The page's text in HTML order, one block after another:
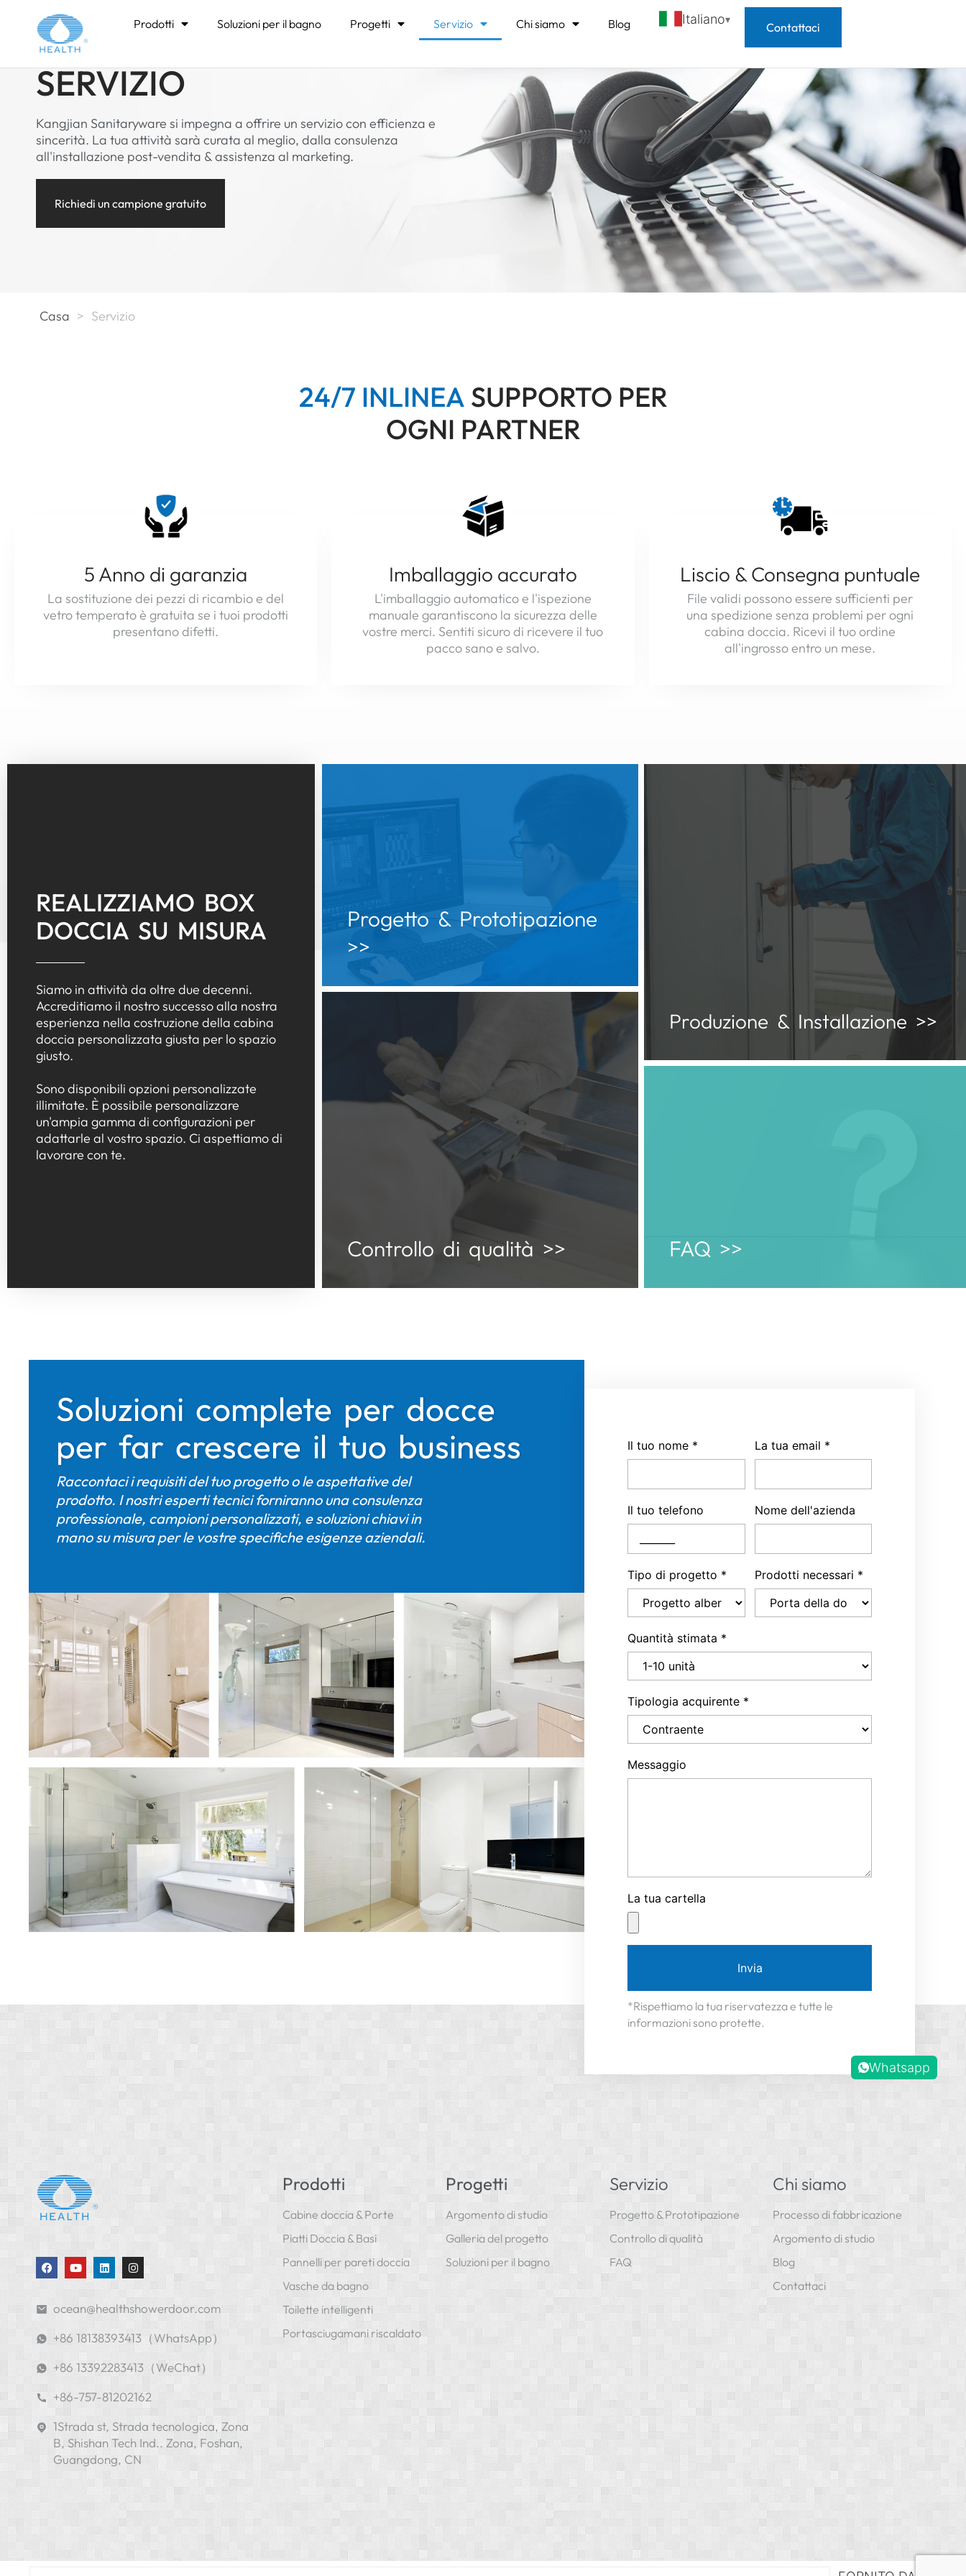
Prodotti Soluzioni per il bagno Progetti Servizio Chi siamo Blog Italiano
Contattaci
SERVIZIO
Kangjian Sanitaryware si impegna a offrire un servizio con efficienza e
sincerità. La tua attività sarà curata al meglio, dalla consulenza
all'installazione post-vendita & assistenza al marketing.
Richiedi un campione gratuito
Casa > Servizio
24/7 INLINEA SUPPORTO PER
OGNI PARTNER
5 Anno di garanzia
La sostituzione dei pezzi di ricambio e del
vetro temperato è gratuita se i tuoi prodotti
presentano difetti.
Imballaggio accurato
L'imballaggio automatico e l'ispezione
manuale garantiscono la sicurezza delle
vostre merci. Sentiti sicuro di ricevere il tuo
pacco sano e salvo.
Liscio & Consegna puntuale
File validi possono essere sufficienti per
una spedizione senza problemi per ogni
cabina doccia. Ricevi il tuo ordine
all'ingrosso entro un mese.
REALIZZIAMO BOX
DOCCIA SU MISURA
Siamo in attività da oltre due decenni.
Accreditiamo il nostro successo alla nostra
esperienza nella costruzione della cabina
doccia personalizzata giusta per lo spazio
giusto.
Sono disponibili opzioni personalizzate
illimitate. È possibile personalizzare
un'ampia gamma di configurazioni per
adattarle al vostro spazio. Ci aspettiamo di
lavorare con te.
Progetto & Prototipazione
>>
Controllo di qualità >>
Produzione & Installazione >>
FAQ >>
Soluzioni complete per docce
per far crescere il tuo business
Raccontaci i requisiti del tuo progetto o le aspettative del
prodotto. I nostri esperti tecnici forniranno una consulenza
professionale, campioni personalizzati, e soluzioni chiavi in ​​
mano su misura per le vostre specifiche esigenze aziendali.
Il tuo nome * La tua email *
Il tuo telefono Nome dell'azienda
Tipo di progetto * Prodotti necessari *
Quantità stimata *
Tipologia acquirente *
Messaggio
La tua cartella
Invia
*Rispettiamo la tua riservatezza e tutte le
informazioni sono protette.
ocean@healthshowerdoor.com
+86 18138393413（WhatsApp）
+86 13392283413（WeChat）
+86-757-81202162
1Strada st, Strada tecnologica, Zona
B, Shishan Tech Ind.. Zona, Foshan,
Guangdong, CN
Prodotti
Cabine doccia & Porte
Piatti Doccia & Basi
Pannelli per pareti doccia
Vasche da bagno
Toilette intelligenti
Portasciugamani riscaldato
Progetti
Argomento di studio
Galleria del progetto
Soluzioni per il bagno
Servizio
Progetto & Prototipazione
Controllo di qualità
FAQ
Chi siamo
Processo di fabbricazione
Argomento di studio
Blog
Contattaci
Whatsapp